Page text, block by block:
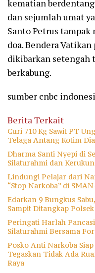
kematian
dan sejumlah umat
Santo Petrus
doa. Bendera Vatikan
dikibarkan setengah
berkabung.
sumber cnbc
Berita Terkait
Curi 710 Kg Sawit PT
Telaga Antang Kotim
Dharma Santi Nyepi di
Silaturahmi dan
Lindungi Pelajar dari
“Stop Narkoba” di
Edarkan 9 Bungkus
Sampit Ditangkap
Peringati Harlah
Silaturahmi Bersama
Posko Anti Narkoba
Tegaskan Tidak Ada
Raya